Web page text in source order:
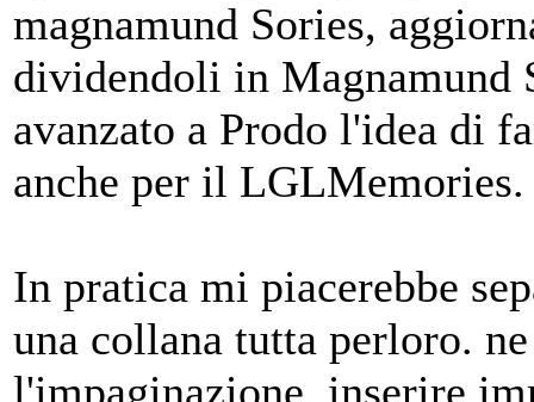
magnamund Sories,
dividendoli in Magnamund
avanzato a Prodo l'idea di
anche per il LGLMemories.
In pratica mi piacerebbe
una collana tutta perloro.
l'impaginazione, inserire